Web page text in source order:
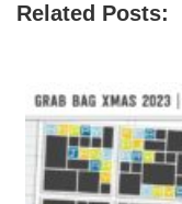
Related Posts: